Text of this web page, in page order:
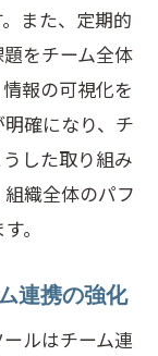
また、定期的
をチーム全体
報の可視化を
確になり、チ
した取り組み
織全体のパフ
。
連携の強化
ルはチーム連